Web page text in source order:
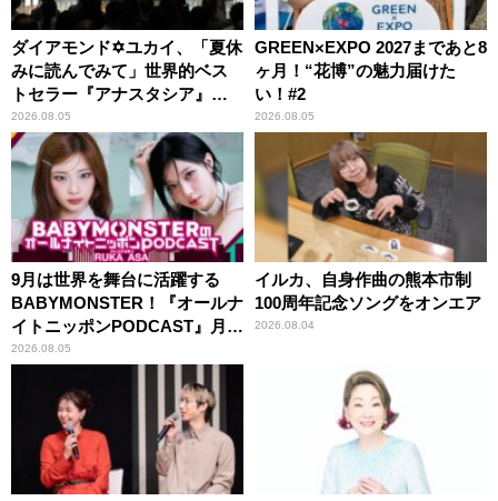
ダイアモンド✡ユカイ、「夏休
みに読んでみて」世界的ベス
トセラー『アナスタシア』を
紹介
2026.08.05
GREEN×EXPO 2027まであと8
ヶ月！“花博”の魅力届けた
い！#2
2026.08.05
9月は世界を舞台に活躍する
BABYMONSTER！『オールナ
イトニッポンPODCAST』月替
わりパーソナリティ
2026.08.05
イルカ、自身作曲の熊本市制
100周年記念ソングをオンエア
2026.08.04